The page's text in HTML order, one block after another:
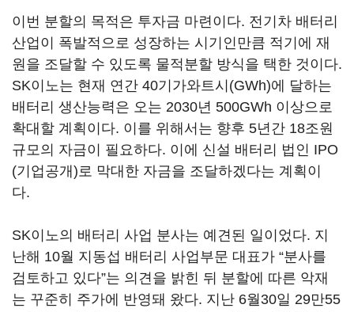
이번 분할의 목적은 투자금 마련이다. 전기차 배터리
산업이 폭발적으로 성장하는 시기인만큼 적기에 재
원을 조달할 수 있도록 물적분할 방식을 택한 것이다.
SK이노는 현재 연간 40기가와트시(GWh)에 달하는
배터리 생산능력은 오는 2030년 500GWh 이상으로
확대할 계획이다. 이를 위해서는 향후 5년간 18조원
규모의 자금이 필요하다. 이에 신설 배터리 법인 IPO
(기업공개)로 막대한 자금을 조달하겠다는 계획이
다.
SK이노의 배터리 사업 분사는 예견된 일이었다. 지
난해 10월 지동섭 배터리 사업부문 대표가 “분사를
검토하고 있다”는 의견을 밝힌 뒤 분할에 따른 악재
는 꾸준히 주가에 반영돼 왔다. 지난 6월30일 29만55